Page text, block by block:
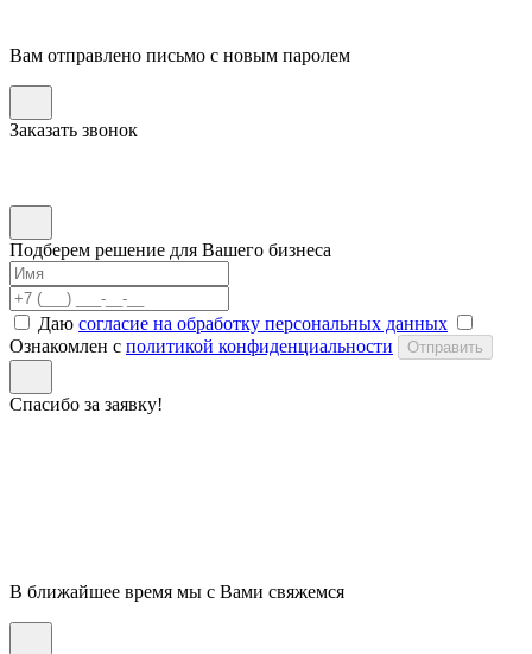
Вам отправлено письмо с новым паролем
Заказать звонок
Подберем решение для Вашего бизнеса
Даю согласие на обработку персональных данных
Ознакомлен с политикой конфиденциальности Отправить
Спасибо за заявку!
В ближайшее время мы с Вами свяжемся